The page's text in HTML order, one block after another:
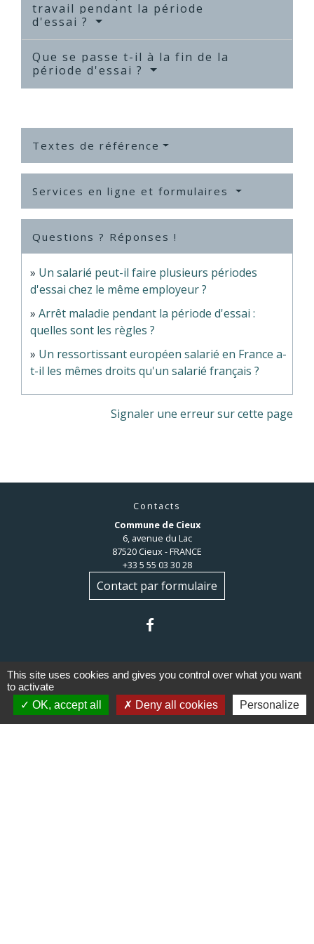
travail pendant la période
d'essai ?
Que se passe t-il à la fin de la
période d'essai ?
Textes de référence
Services en ligne et formulaires
Questions ? Réponses !
Un salarié peut-il faire plusieurs périodes
d'essai chez le même employeur ?
Arrêt maladie pendant la période d'essai :
quelles sont les règles ?
Un ressortissant européen salarié en France a-
t-il les mêmes droits qu'un salarié français ?
Signaler une erreur sur cette page
Contacts
Commune de Cieux
6, avenue du Lac
87520 Cieux - FRANCE
+33 5 55 03 30 28
Contact par formulaire
Liens
This site uses cookies and gives you control over what you want
to activate
OK, accept all
Deny all cookies Personalize